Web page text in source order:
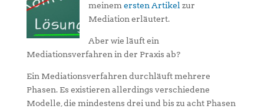
meinem ersten Artikel zur
Mediation erläutert.
Aber wie läuft ein
Mediationsverfahren in der Praxis ab?
Ein Mediationsverfahren durchläuft mehrere
Phasen. Es existieren allerdings verschiedene
Modelle, die mindestens drei und bis zu acht Phasen